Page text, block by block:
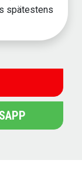
spätestens